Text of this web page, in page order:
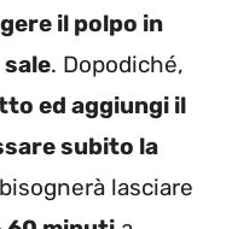
il polpo in
. Dopodiché,
ed aggiungi il
subito la
lasciare